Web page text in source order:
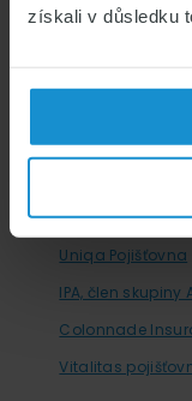
získali v důsledku
POJIŠŤOVNY
Slavia Pojišťovna
Maxima
Uniqa Pojišťovna
IPA, člen skupiny
Colonnade
Vitalitas